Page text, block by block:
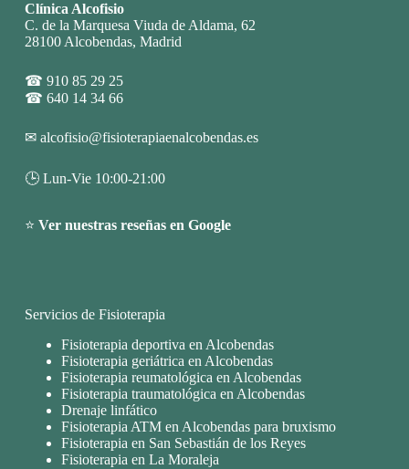
Clínica Alcofisio
C. de la Marquesa Viuda de Aldama, 62
28100 Alcobendas, Madrid
☎ 910 85 29 25
☎ 640 14 34 66
✉ alcofisio@fisioterapiaenalcobendas.es
🕒 Lun-Vie 10:00-21:00
⭐ Ver nuestras reseñas en Google
Servicios de Fisioterapia
Fisioterapia deportiva en Alcobendas
Fisioterapia geriátrica en Alcobendas
Fisioterapia reumatológica en Alcobendas
Fisioterapia traumatológica en Alcobendas
Drenaje linfático
Fisioterapia ATM en Alcobendas para bruxismo
Fisioterapia en San Sebastián de los Reyes
Fisioterapia en La Moraleja